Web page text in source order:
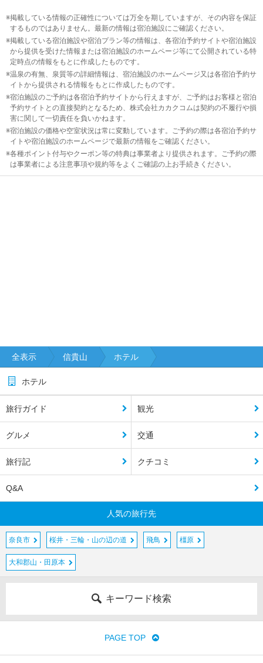
ケ原
和
歌
山
中
国
四
九
掲載している情報の正確性については万全を期していますが、その内容を保証
するものではありません。最新の情報は宿泊施設にご確認ください。
掲載している宿泊施設や宿泊プラン等の情報は、各宿泊予約サイトや宿泊施設
から提供を受けた情報または宿泊施設のホームページ等にて公開されている特
定時点の情報をもとに作成したものです。
温泉の有無、泉質等の詳細情報は、宿泊施設のホームページ又は各宿泊予約サ
イトから提供される情報をもとに作成したものです。
宿泊施設のご予約は各宿泊予約サイトから行えますが、ご予約はお客様と宿泊
予約サイトとの直接契約となるため、株式会社カカクコムは契約の不履行や損
害に関して一切責任を負いかねます。
宿泊施設の価格や空室状況は常に変動しています。ご予約の際は各宿泊予約サ
イトや宿泊施設のホームページで最新の情報をご確認ください。
各種ポイント付与やクーポン等の特典は事業者より提供されます。ご予約の際
は事業者による注意事項や規約等をよくご確認の上お手続きください。
全表示 信貴山 ホテル
ホテル
旅行ガイド 観光
グルメ 交通
旅行記 クチコミ
Q&A
人気の旅行先
奈良市 桜井・三輪・山の辺の道 飛鳥 橿原
大和郡山・田原本
キーワード検索
PAGE TOP